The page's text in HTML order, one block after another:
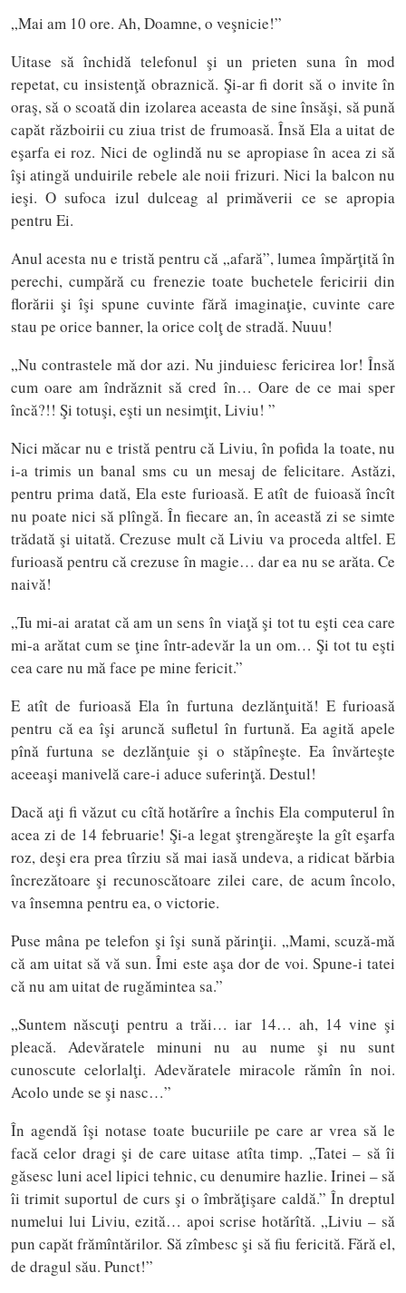
„Mai am 10 ore. Ah, Doamne, o veşnicie!”
Uitase să închidă telefonul şi un prieten suna în mod
repetat, cu insistenţă obraznică. Şi-ar fi dorit să o invite în
oraş, să o scoată din izolarea aceasta de sine însăşi, să pună
capăt războirii cu ziua trist de frumoasă. Însă Ela a uitat de
eşarfa ei roz. Nici de oglindă nu se apropiase în acea zi să
îşi atingă unduirile rebele ale noii frizuri. Nici la balcon nu
ieşi. O sufoca izul dulceag al primăverii ce se apropia
pentru Ei.
Anul acesta nu e tristă pentru că „afară”, lumea împărţită în
perechi, cumpără cu frenezie toate buchetele fericirii din
florării şi îşi spune cuvinte fără imaginaţie, cuvinte care
stau pe orice banner, la orice colţ de stradă. Nuuu!
„Nu contrastele mă dor azi. Nu jinduiesc fericirea lor! Însă
cum oare am îndrăznit să cred în… Oare de ce mai sper
încă?!! Şi totuşi, eşti un nesimţit, Liviu! ”
Nici măcar nu e tristă pentru că Liviu, în pofida la toate, nu
i-a trimis un banal sms cu un mesaj de felicitare. Astăzi,
pentru prima dată, Ela este furioasă. E atît de fuioasă încît
nu poate nici să plîngă. În fiecare an, în această zi se simte
trădată şi uitată. Crezuse mult că Liviu va proceda altfel. E
furioasă pentru că crezuse în magie… dar ea nu se arăta. Ce
naivă!
„Tu mi-ai aratat că am un sens în viaţă şi tot tu eşti cea care
mi-a arătat cum se ţine într-adevăr la un om… Şi tot tu eşti
cea care nu mă face pe mine fericit.”
E atît de furioasă Ela în furtuna dezlănţuită! E furioasă
pentru că ea îşi aruncă sufletul în furtună. Ea agită apele
pînă furtuna se dezlănţuie şi o stăpîneşte. Ea învărteşte
aceeaşi manivelă care-i aduce suferinţă. Destul!
Dacă aţi fi văzut cu cîtă hotărîre a închis Ela computerul în
acea zi de 14 februarie! Şi-a legat ştrengăreşte la gît eşarfa
roz, deşi era prea tîrziu să mai iasă undeva, a ridicat bărbia
încrezătoare şi recunoscătoare zilei care, de acum încolo,
va însemna pentru ea, o victorie.
Puse mâna pe telefon şi îşi sună părinţii. „Mami, scuză-mă
că am uitat să vă sun. Îmi este aşa dor de voi. Spune-i tatei
că nu am uitat de rugămintea sa.”
„Suntem născuţi pentru a trăi… iar 14… ah, 14 vine şi
pleacă. Adevăratele minuni nu au nume şi nu sunt
cunoscute celorlalţi. Adevăratele miracole rămîn în noi.
Acolo unde se şi nasc…”
În agendă îşi notase toate bucuriile pe care ar vrea să le
facă celor dragi şi de care uitase atîta timp. „Tatei – să îi
găsesc luni acel lipici tehnic, cu denumire hazlie. Irinei – să
îi trimit suportul de curs şi o îmbrăţişare caldă.” În dreptul
numelui lui Liviu, ezită… apoi scrise hotărîtă. „Liviu – să
pun capăt frămîntărilor. Să zîmbesc şi să fiu fericită. Fără el,
de dragul său. Punct!”